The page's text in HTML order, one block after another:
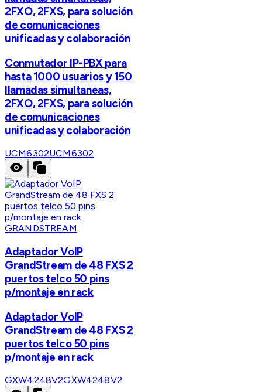
2FXO, 2FXS, para solución
de comunicaciones
unificadas y colaboración
Conmutador IP-PBX para
hasta 1000 usuarios y 150
llamadas simultaneas,
2FXO, 2FXS, para solución
de comunicaciones
unificadas y colaboración
UCM6302UCM6302
GRANDSTREAM
Adaptador VoIP
GrandStream de 48 FXS 2
puertos telco 50 pins
p/montaje en rack
Adaptador VoIP
GrandStream de 48 FXS 2
puertos telco 50 pins
p/montaje en rack
GXW4248V2GXW4248V2